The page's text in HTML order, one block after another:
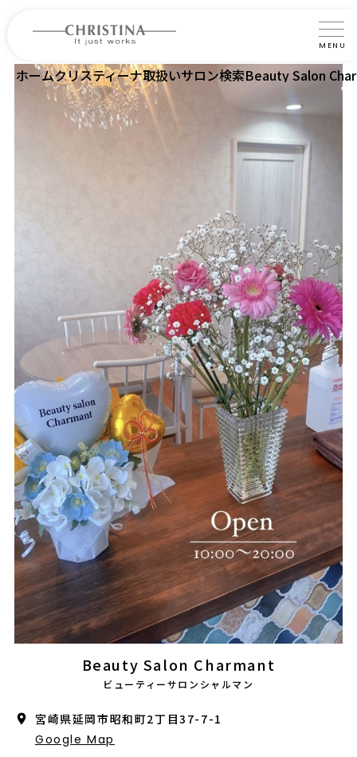
MENU
クリスティーナについて
製品について
認定インストラクター・トレーナー紹介
会社概要
採用情報
製品導入について
お問い合わせ
プライバシーポリシー
ホームクリスティーナ取扱いサロン検索Beauty Salon
Beauty Salon Charmant
ビューティーサロンシャルマン
宮崎県延岡市昭和町2丁目37-7-1
Google Map